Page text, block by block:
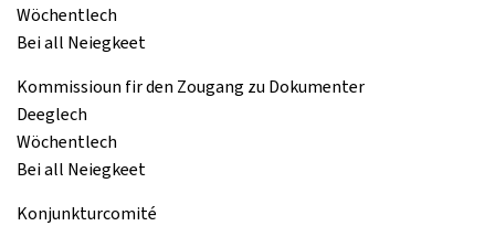
Wöchentlech
Bei all Neiegkeet
Kommissioun fir den Zougang zu Dokumenter
Deeglech
Wöchentlech
Bei all Neiegkeet
Konjunkturcomité